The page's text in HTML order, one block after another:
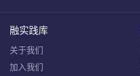
融实践库
关于我们
加入我们